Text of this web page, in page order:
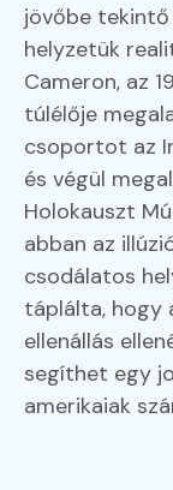
jövőbe tekintő
helyzetük
Cameron, az
túlélője
csoportot az
és végül
Holokauszt
abban az
csodálatos
táplálta, hogy
ellenállás
segíthet egy
amerikaiak